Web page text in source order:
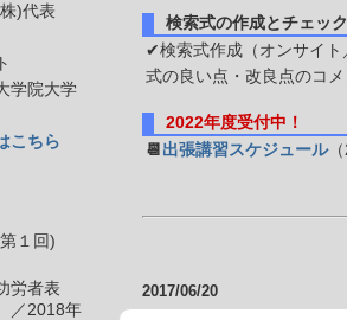
検索式の作成とチェック
✔検索式作成（オンサイト
式の良い点・改良点のコ
2022年度受付中！
📆 出張講習スケジュール
2017/06/20
)代表
学院大学
こちら
第１回)
労者表
2018年